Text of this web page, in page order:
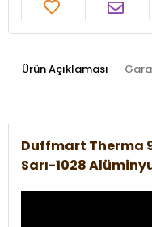
Ürün Açıklaması
Duffmart Therma
Sarı-1028